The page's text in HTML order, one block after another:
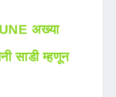
अख्या
साडी म्हणून